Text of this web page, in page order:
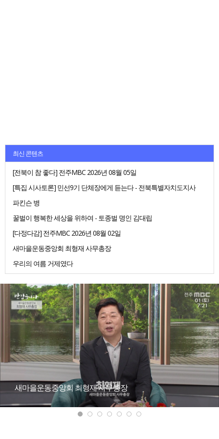
최신 콘텐츠
[전북이 참 좋다] 전주MBC 2026년 08월 05일
[특집 시사토론] 민선9기 단체장에게 듣는다 - 전북특별자치도지사
파킨슨 병
꿀벌이 행복한 세상을 위하여 - 토종벌 명인 김대립
[다정다감] 전주MBC 2026년 08월 02일
새마을운동중앙회 최형재 사무총장
우리의 여름 거제였다
새마을운동중앙회 최형재 사무총장